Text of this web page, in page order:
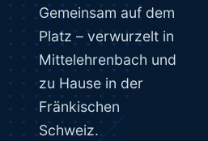
Gemeinsam auf dem
Platz – verwurzelt in
Mittelehrenbach und
zu Hause in der
Fränkischen
Schweiz.